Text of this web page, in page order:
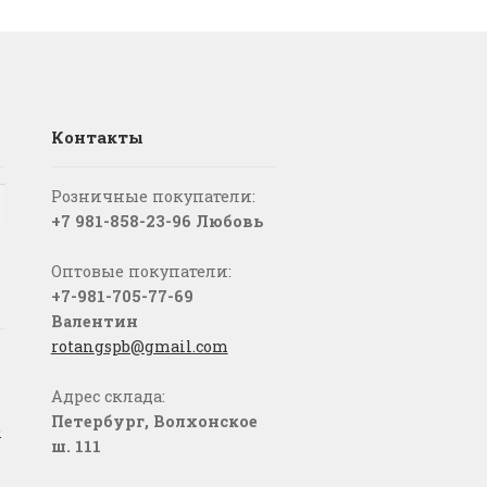
Контакты
Розничные покупатели:
+7 981-858-23-96 Любовь
Оптовые покупатели:
+7-981-705-77-69
Валентин
rotangspb@gmail.com
Адрес склада:
Петербург, Волхонское
ш. 111